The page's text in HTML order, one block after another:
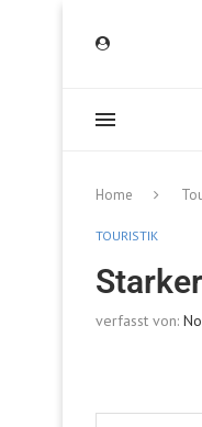
Home
TOURISTIK
verfasst von: